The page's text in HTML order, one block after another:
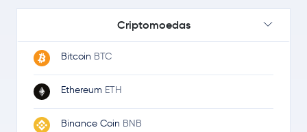
Criptomoedas
Bitcoin BTC
Ethereum ETH
Binance Coin BNB